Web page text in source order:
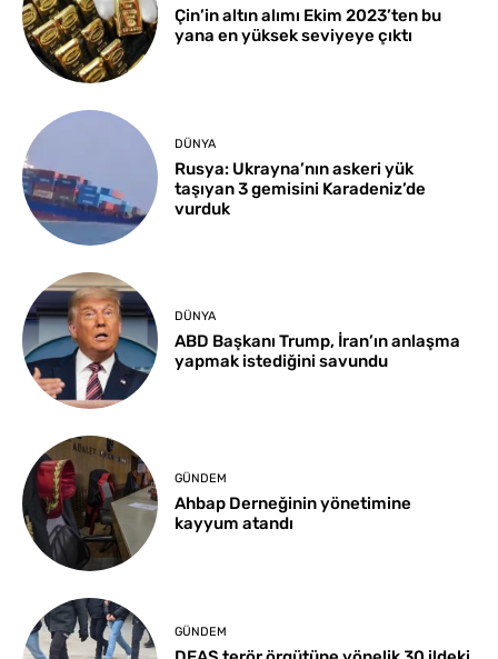
Çin’in altın alımı Ekim 2023’ten bu
yana en yüksek seviyeye çıktı
DÜNYA
Rusya: Ukrayna’nın askeri yük
taşıyan 3 gemisini Karadeniz’de
vurduk
DÜNYA
ABD Başkanı Trump, İran’ın anlaşma
yapmak istediğini savundu
GÜNDEM
Ahbap Derneğinin yönetimine
kayyum atandı
GÜNDEM